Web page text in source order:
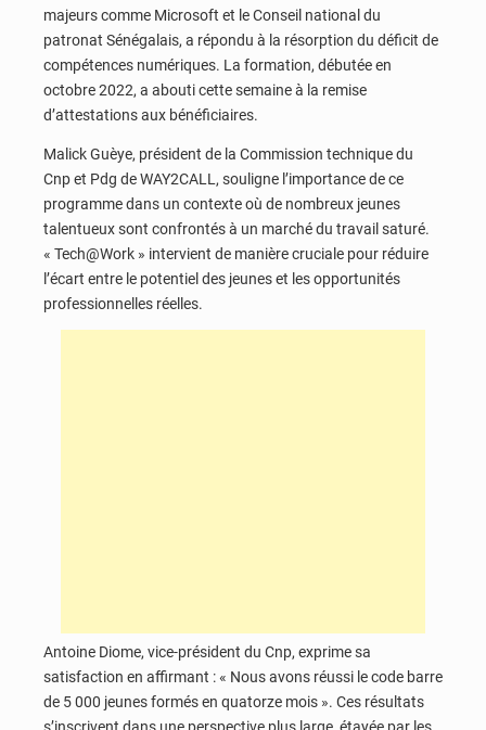
majeurs comme Microsoft et le Conseil national du
patronat Sénégalais, a répondu à la résorption du déficit de
compétences numériques. La formation, débutée en
octobre 2022, a abouti cette semaine à la remise
d’attestations aux bénéficiaires.
Malick Guèye, président de la Commission technique du
Cnp et Pdg de WAY2CALL, souligne l’importance de ce
programme dans un contexte où de nombreux jeunes
talentueux sont confrontés à un marché du travail saturé.
« Tech@Work » intervient de manière cruciale pour réduire
l’écart entre le potentiel des jeunes et les opportunités
professionnelles réelles.
Antoine Diome, vice-président du Cnp, exprime sa
satisfaction en affirmant : « Nous avons réussi le code barre
de 5 000 jeunes formés en quatorze mois ». Ces résultats